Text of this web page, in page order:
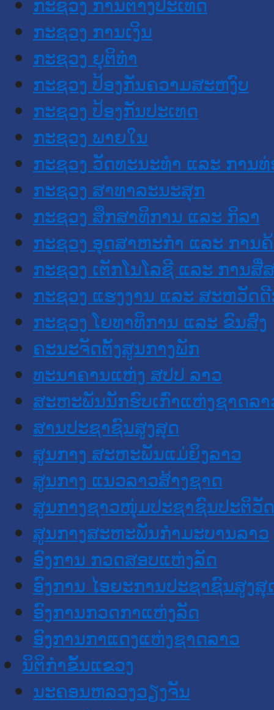
ກະຊວງ ການເງິນ
ກະຊວງ ຍຸຕິທໍາ
ກະຊວງ ປ້ອງກັນຄວາມສະຫງົບ
ກະຊວງ ປ້ອງກັນປະເທດ
ກະຊວງ ພາຍໃນ
ກະຊວງ ວັດທະນະທຳ ແລະ ການ
ກະຊວງ ສາທາລະນະສຸກ
ກະຊວງ ສຶກສາທິການ ແລະ ກິລາ
ກະຊວງ ອຸດສາຫະກຳ ແລະ ການ
ກະຊວງ ເຕັກໂນໂລຊີ ແລະ ການສື່
ກະຊວງ ແຮງງານ ແລະ ສະຫວັດ
ກະຊວງ ໂຍທາທິການ ແລະ ຂົນສົ່ງ
ຄະນະຈັດຕັ້ງສູນກາງພັກ
ທະນາຄານແຫ່ງ ສປປ ລາວ
ສະຫະພັນນັກຮົບເກົ່າແຫ່ງຊາດລ
ສານປະຊາຊົນສູງສຸດ
ສູນກາງ ສະຫະພັນແມ່ຍິງລາວ
ສູນກາງ ແນວລາວສ້າງຊາດ
ສູນກາງຊາວໜຸ່ມປະຊາຊົນປະຕິວັ
ສູນກາງສະຫະພັນກຳມະບານລາວ
ອົງການ ກວດສອບແຫ່ງລັດ
ອົງການ ໄອຍະການປະຊາຊົນສູງສຸ
ອົງການກວດກາແຫ່ງລັດ
ອົງການກາແດງແຫ່ງຊາດລາວ
ນິຕິກໍາຂັ້ນແຂວງ
ນະ​ຄອນ​ຫລວງວຽງຈັນ